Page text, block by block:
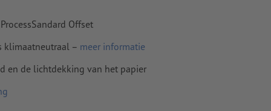
Offset
klimaatneutraal – meer informatie
en de lichtdekking van het papier